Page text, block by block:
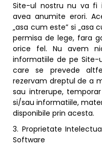
Site-ul nostru nu va fi
avea anumite erori.
„asa cum este” si „asa
permisa de lege, fara
orice fel. Nu avem
informatiile de pe Site-
care se prevede
rezervam dreptul de a
sau intrerupe,
si/sau informatiile,
disponibile prin acesta.
3. Proprietate
Software